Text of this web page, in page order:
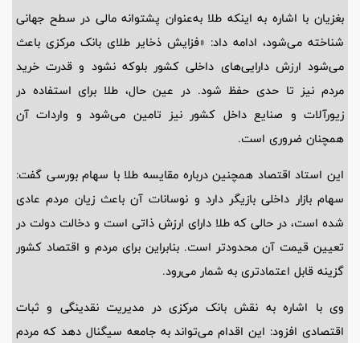
بغزیان با اشاره به اینکه طلا به‌عنوان پشتوانه مالی در سطح جهانی
شناخته می‌شود، ادامه داد: «فزایش ذخایر طلای بانک مرکزی باعث
می‌شود ارزش دارایی‌های داخلی کشور بلوکه نشود و قدرت خرید
مردم نیز تا حدی حفظ شود. در عین حال، طلا برای استفاده در
زیورآلات و صنایع داخل کشور نیز تامین می‌شود و واردات آن
همچنان ضروری است.
این استاد اقتصاد همچنین درباره مقایسه طلا با سهام بورسی گفت:
سهام بازار داخلی بازیگر دارد و نوسانات آن باعث زیان مردم عادی
شده است، در حالی که طلا دارای ارزش ذاتی است و دخالت دولت در
تعیین قیمت آن محدودتر است. بنابراین برای مردم و اقتصاد کشور
گزینه قابل اعتمادتری به شمار می‌رود.
وی با اشاره به نقش بانک مرکزی در مدیریت نقدینگی و ثبات
اقتصادی افزود: این اقدام می‌تواند به جامعه سیگنال دهد که مردم